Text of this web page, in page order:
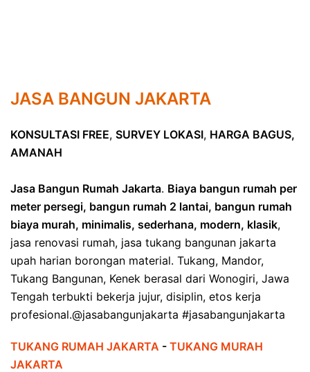
JASA BANGUN JAKARTA
KONSULTASI FREE, SURVEY LOKASI, HARGA BAGUS,
AMANAH
Jasa Bangun Rumah Jakarta. Biaya bangun rumah per
meter persegi, bangun rumah 2 lantai, bangun rumah
biaya murah, minimalis, sederhana, modern, klasik,
jasa renovasi rumah, jasa tukang bangunan jakarta
upah harian borongan material. Tukang, Mandor,
Tukang Bangunan, Kenek berasal dari Wonogiri, Jawa
Tengah terbukti bekerja jujur, disiplin, etos kerja
profesional.@jasabangunjakarta #jasabangunjakarta
TUKANG RUMAH JAKARTA - TUKANG MURAH
JAKARTA